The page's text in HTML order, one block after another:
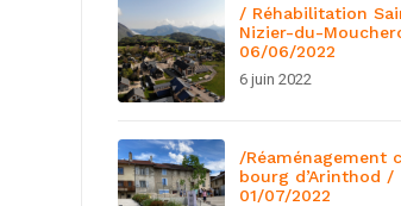
/ Réhabilitation
Nizier-du-
06/06/2022
6 juin 2022
/Réaménagement
bourg d’Arinthod /
01/07/2022